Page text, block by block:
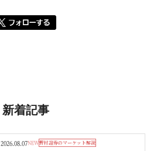
新着記事
2026.08.07NEW野村證券のマーケット解説